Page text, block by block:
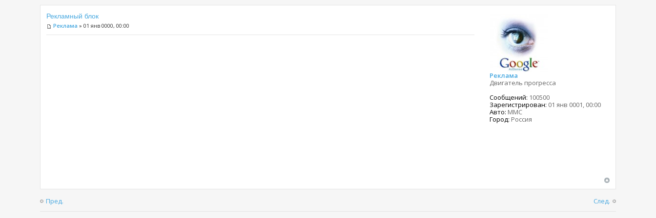
Рекламный блок
Реклама » 01 янв 0000, 00:00
Реклама
Двигатель прогресса
Сообщений: 100500
Зарегистрирован: 01 янв 0001, 00:00
Авто: MMC
Город: Россия
Пред.
След.